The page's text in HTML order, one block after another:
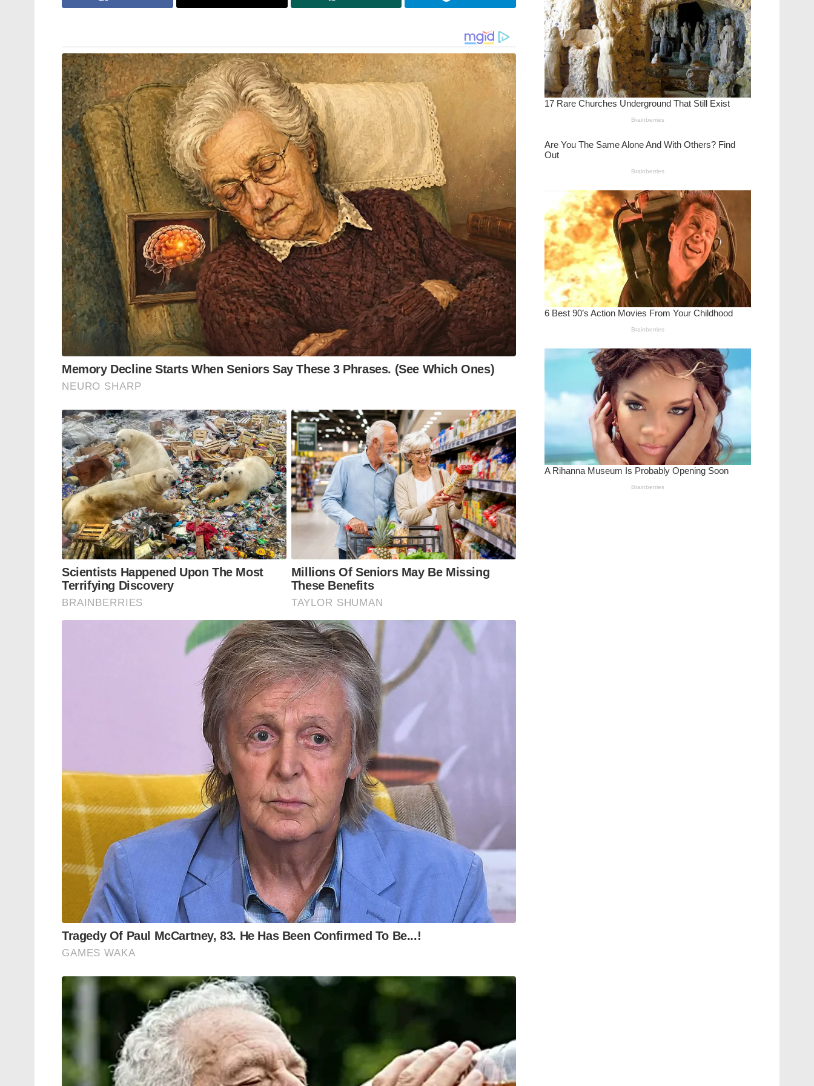
ഭാരതത്തിന് സാധിക്കും.
Stories you may like
എഫ്.സി.ആർ.എ ബിൽ ക്രൂരമെന്ന്
പ്രതിപക്ഷം ; ബഹളവുമായി രാഹുലും
സംഘവും; പാർലമെന്റ് സ്തംഭനം
തുടരുന്നു
‘ഗുണ്ടാത്തലവൻ അതീഖ് അഹമ്മദിന്റെ
ഇളയ മകനും വാഹനാപകടത്തിൽ
കൊല്ലപ്പെട്ടു; ജയിലിലുള്ള സഹോദരനെ
കാണാൻ പോകും വഴി ദുരന്തം
ചൈനീസ് ഭീഷണിയെ വെറുതെ
നോക്കിനിൽക്കില്ലെന്ന് ഭാരത സർക്കാർ
ലോക്സഭയിലും വ്യക്തമാക്കിയിട്ടുണ്ട്. ബ്രഹ്മപുത്ര
നദീതടത്തിലെ ചൈനയുടെ എല്ലാത്തരം നിർമ്മാണ
പ്രവർത്തനങ്ങളെയും രാജ്യം കൃത്യമായി
നിരീക്ഷിക്കുന്നുണ്ടെന്നും താഴേത്തട്ടിലുള്ള
ഭാരതീയരുടെ ജീവനും സ്വത്തിനും സംരക്ഷണം
നൽകാൻ ആവശ്യമായ എല്ലാ പ്രതിരോധ-
മുൻകരുതൽ നടപടികളും സ്വീകരിച്ചിട്ടുണ്ടെന്നും
കേന്ദ്രസർക്കാർ പാർലമെന്റിനെ അറിയിച്ചു.
അതിർത്തി കടന്നുഴലുന്ന നദികളുടെ കാര്യത്തിൽ
സുതാര്യത വേണമെന്നും വിവരങ്ങൾ പങ്കുവെക്കണമെന്നും ചൈനയോട് ശക്തമായി
ആവശ്യപ്പെടാൻ മുൻകാലങ്ങളിൽ നിന്ന് വ്യത്യസ്തമായി ഭാരതത്തിന് ഇന്ന് സാധിക്കുന്നുണ്ട്.
ചൈന വെള്ളം തടഞ്ഞുനിർത്തിയാലും തിരിച്ചുവിട്ടാലും അതിനെ പ്രതിരോധിക്കാൻ ഭാരതത്തിന്റെ
സിയാങ് അണക്കെട്ടിന് സാധിക്കും.
വെറുമൊരു ജലവൈദ്യുത പദ്ധതി എന്നതിനപ്പുറം, വടക്കുകിഴക്കൻ ഭാരതത്തിന്റെ
ഭൂമിശാസ്ത്രപരവും സൈനികവുമായ മേധാവിത്വം ഉറപ്പാക്കുന്ന ഒന്നാണ് ഭാരതത്തിന്റെ ഈ
പുതിയ നീക്കം. ചൈനയുടെ ഭാഗത്തുനിന്നുണ്ടാകുന്ന പ്രകൃതിവിരുദ്ധമായ ജലപ്രവാഹങ്ങളെ
തടഞ്ഞുനിർത്താനും അസമിലെയും അരുണാചലിലെയും പ്രളയസാധ്യതകളെ ഇല്ലാതാക്കാനും ഈ
ഫ്ലഡ് ഫോർകാസ്റ്റിംഗ് സംവിധാനങ്ങളും നദീ നിരീക്ഷണ ശൃംഖലകളും അടിസ്ഥാന സൗകര്യങ്ങളും
ഭാരതം അതിവേഗം വികസിപ്പിക്കുന്നുണ്ട്. ശത്രുക്കളുടെ ഒരു ഭീഷണിക്കും മുന്നിൽ ഭാരതം ഇനി
തലകുനിക്കില്ലെന്ന ഉറച്ച സന്ദേശമാണ് ഈ തന്ത്രപ്രധാന നീക്കത്തിലൂടെ മോദി സർക്കാർ
ലോകത്തിന് നൽകുന്നത്.
Tags: China Begins Building